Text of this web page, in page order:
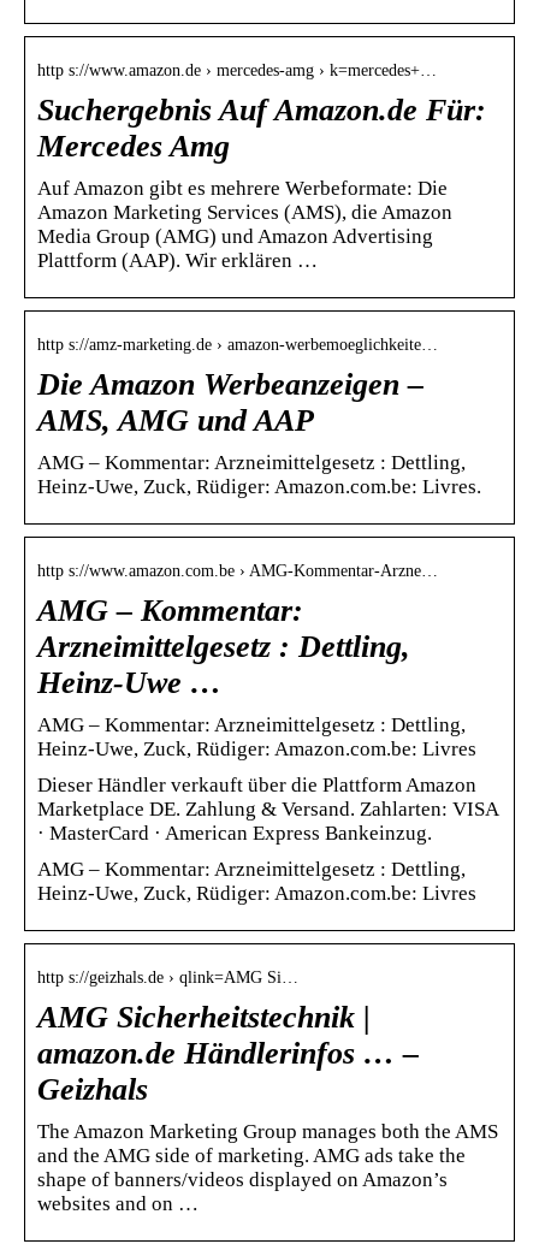
http s://www.amazon.de › mercedes-amg › k=mercedes+…
Suchergebnis Auf Amazon.de Für:
Mercedes Amg
Auf Amazon gibt es mehrere Werbeformate: Die
Amazon Marketing Services (AMS), die Amazon
Media Group (AMG) und Amazon Advertising
Plattform (AAP). Wir erklären …
http s://amz-marketing.de › amazon-werbemoeglichkeite…
Die Amazon Werbeanzeigen –
AMS, AMG und AAP
AMG – Kommentar: Arzneimittelgesetz : Dettling,
Heinz-Uwe, Zuck, Rüdiger: Amazon.com.be: Livres.
http s://www.amazon.com.be › AMG-Kommentar-Arzne…
AMG – Kommentar:
Arzneimittelgesetz : Dettling,
Heinz-Uwe …
AMG – Kommentar: Arzneimittelgesetz : Dettling,
Heinz-Uwe, Zuck, Rüdiger: Amazon.com.be: Livres
Dieser Händler verkauft über die Plattform Amazon
Marketplace DE. Zahlung & Versand. Zahlarten: VISA
· MasterCard · American Express Bankeinzug.
AMG – Kommentar: Arzneimittelgesetz : Dettling,
Heinz-Uwe, Zuck, Rüdiger: Amazon.com.be: Livres
http s://geizhals.de › qlink=AMG Si…
AMG Sicherheitstechnik |
amazon.de Händlerinfos … –
Geizhals
The Amazon Marketing Group manages both the AMS
and the AMG side of marketing. AMG ads take the
shape of banners/videos displayed on Amazon’s
websites and on …